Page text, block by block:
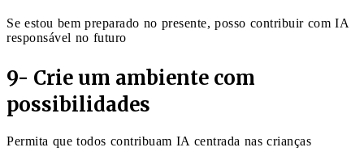
Se estou bem preparado no presente, posso contribuir com IA
responsável no futuro
9- Crie um ambiente com
possibilidades
Permita que todos contribuam IA centrada nas crianças